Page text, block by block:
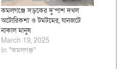
কমলগঞ্জে সড়কের দু’পাশ দখল
অটোরিকশা ও টমটমের, যানজটে
নাকাল মানুষ
March 19, 2025
In "কমলগঞ্জ"